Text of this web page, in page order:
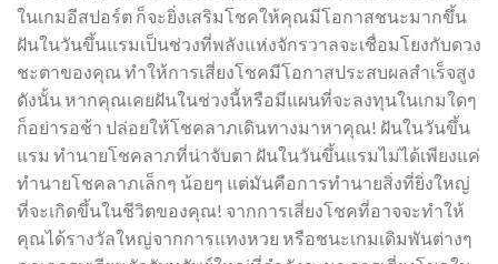
ในเกมอีสปอร์ต ก็จะยิ่งเสริมโชคให้คุณมีโอกาสชนะมากขึ้น
ฝันในวันขึ้นแรมเป็นช่วงที่พลังแห่งจักรวาลจะเชื่อมโยงกับดวง
ชะตาของคุณ ทำให้การเสี่ยงโชคมีโอกาสประสบผลสำเร็จสูง
ดังนั้น หากคุณเคยฝันในช่วงนี้หรือมีแผนที่จะลงทุนในเกมใดๆ
ก็อย่ารอช้า ปล่อยให้โชคลาภเดินทางมาหาคุณ! ฝันในวันขึ้น
แรม ทำนายโชคลาภที่น่าจับตา ฝันในวันขึ้นแรมไม่ได้เพียงแค่
ทำนายโชคลาภเล็กๆ น้อยๆ แต่มันคือการทำนายสิ่งที่ยิ่งใหญ่
ที่จะเกิดขึ้นในชีวิตของคุณ! จากการเสี่ยงโชคที่อาจจะทำให้
คุณได้รางวัลใหญ่จากการแทงหวย หรือชนะเกมเดิมพันต่างๆ